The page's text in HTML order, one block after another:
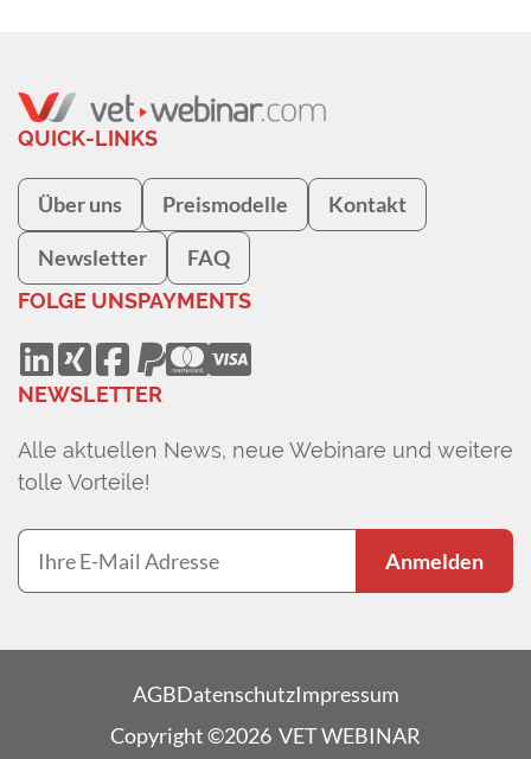
QUICK-LINKS
Über uns Preismodelle Kontakt
Newsletter FAQ
FOLGE UNSPAYMENTS
NEWSLETTER
Alle aktuellen News, neue Webinare und weitere
tolle Vorteile!
Anmelden
AGBDatenschutzImpressum
Copyright ©2026 VET WEBINAR